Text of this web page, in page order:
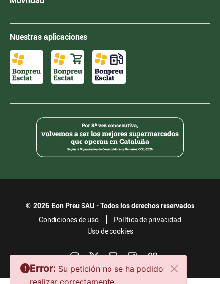
Nuestras aplicaciones
© 2026 Bon Preu SAU - Todos los derechos reservados
Condiciones de uso
Política de privacidad
Uso de cookies
Error: Su petición no se ha podido
realizar correctamente.